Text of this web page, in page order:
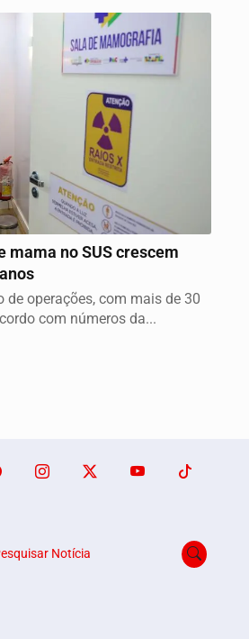
mama no SUS crescem
de operações, com mais de 30
com números da...
Notícia